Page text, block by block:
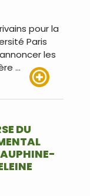
pour la
Paris
les
…
DU